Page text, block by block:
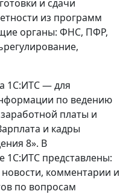
и сдачи
из программ
органы: ФНС, ПФР,
1С:ИТС — для
по ведению
платы и
и кадры
8». В
1С:ИТС представлены:
комментарии и
по вопросам